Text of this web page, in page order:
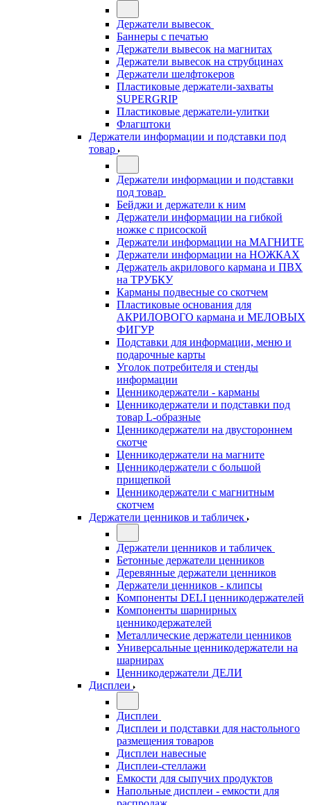
Держатели вывесок
Баннеры с печатью
Держатели вывесок на магнитах
Держатели вывесок на струбцинах
Держатели шелфтокеров
Пластиковые держатели-захваты
SUPERGRIP
Пластиковые держатели-улитки
Флагштоки
Держатели информации и подставки под
товар
Держатели информации и подставки
под товар
Бейджи и держатели к ним
Держатели информации на гибкой
ножке с присоской
Держатели информации на МАГНИТЕ
Держатели информации на НОЖКАХ
Держатель акрилового кармана и ПВХ
на ТРУБКУ
Карманы подвесные со скотчем
Пластиковые основания для
АКРИЛОВОГО кармана и МЕЛОВЫХ
ФИГУР
Подставки для информации, меню и
подарочные карты
Уголок потребителя и стенды
информации
Ценникодержатели - карманы
Ценникодержатели и подставки под
товар L-образные
Ценникодержатели на двустороннем
скотче
Ценникодержатели на магните
Ценникодержатели с большой
прищепкой
Ценникодержатели с магнитным
скотчем
Держатели ценников и табличек
Держатели ценников и табличек
Бетонные держатели ценников
Деревянные держатели ценников
Держатели ценников - клипсы
Компоненты DELI ценникодержателей
Компоненты шарнирных
ценникодержателей
Металлические держатели ценников
Универсальные ценникодержатели на
шарнирах
Ценникодержатели ДЕЛИ
Дисплеи
Дисплеи
Дисплеи и подставки для настольного
размещения товаров
Дисплеи навесные
Дисплеи-стеллажи
Емкости для сыпучих продуктов
Напольные дисплеи - емкости для